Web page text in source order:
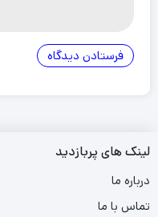
لینک های پربازدید
درباره ما
تماس با ما